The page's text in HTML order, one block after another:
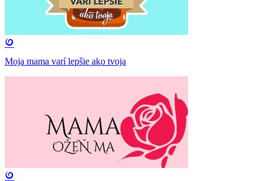
Moja mama varí lepšie ako tvoja